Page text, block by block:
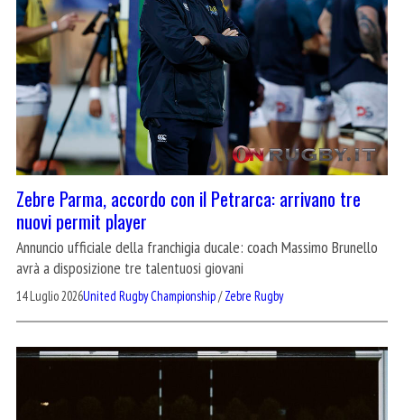
Zebre Parma, accordo con il Petrarca: arrivano tre
nuovi permit player
Annuncio ufficiale della franchigia ducale: coach Massimo Brunello
avrà a disposizione tre talentuosi giovani
14 Luglio 2026United Rugby Championship/Zebre Rugby